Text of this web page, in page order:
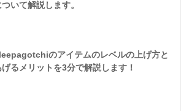
ついて解説します。
のアイテムのレベルの上げ方と
げるメリットを3分で解説します！